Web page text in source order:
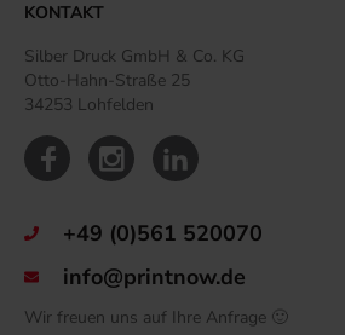
KONTAKT
Silber Druck GmbH & Co. KG
Otto-Hahn-Straße 25
34253 Lohfelden
+49 (0)561 520070
info@printnow.de
Wir freuen uns auf Ihre Anfrage 🙂